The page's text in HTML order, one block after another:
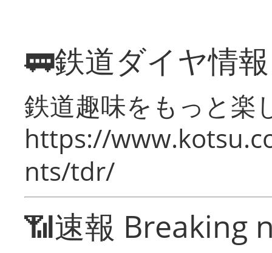
🚃鉄道ダイヤ情
鉄道趣味をもっと楽
https://
nts/tdr/
📶速報 Breaking